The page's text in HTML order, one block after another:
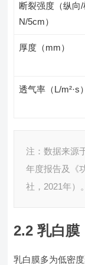
断裂强度（纵向/
N/5cm）
厚度（mm）
透气率（L/m²·s）
注：数据来源
年度报告及《
社，2021年）。
2.2 乳白膜
乳白膜多为低密